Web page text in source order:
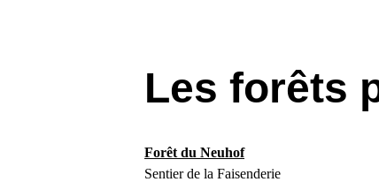
Les forêts
Forêt du Neuhof
Sentier de la Faisenderie